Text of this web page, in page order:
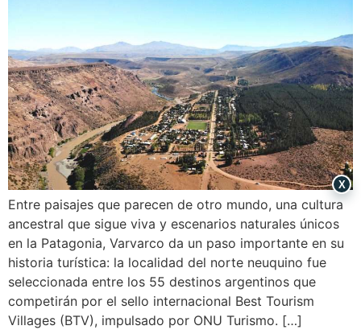
Entre paisajes que parecen de otro mundo, una cultura
ancestral que sigue viva y escenarios naturales únicos
en la Patagonia, Varvarco da un paso importante en su
historia turística: la localidad del norte neuquino fue
seleccionada entre los 55 destinos argentinos que
competirán por el sello internacional Best Tourism
Villages (BTV), impulsado por ONU Turismo. […]
X